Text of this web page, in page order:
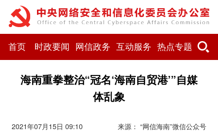
首页 时政要闻 网信政务 互动服务 热点专题
海南重拳整治“冠名‘海南自贸港’”自媒
体乱象
2021年07月15日 09:10 来源： “网信海南”微信公众号